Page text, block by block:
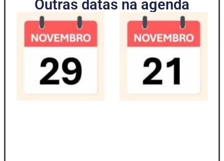
Outras datas na agenda